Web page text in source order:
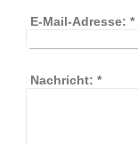
E-Mail-Adresse: *
Nachricht: *